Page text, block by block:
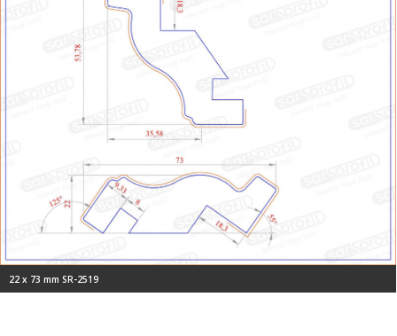
22 x 73 mm SR-2519